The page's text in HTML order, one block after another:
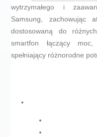
wytrzymałego i
Samsung, zachowując
dostosowaną do
smartfon łączący
spełniający różnorodne